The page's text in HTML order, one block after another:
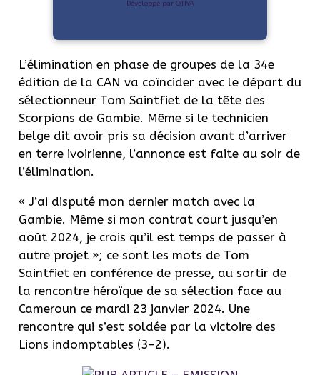
Développé par OTIYA
L’élimination en phase de groupes de la 34e
édition de la CAN va coïncider avec le départ du
sélectionneur Tom Saintfiet de la tête des
Scorpions de Gambie. Même si le technicien
belge dit avoir pris sa décision avant d’arriver
en terre ivoirienne, l’annonce est faite au soir de
l’élimination.
« J’ai disputé mon dernier match avec la
Gambie. Même si mon contrat court jusqu’en
août 2024, je crois qu’il est temps de passer à
autre projet »; ce sont les mots de Tom
Saintfiet en conférence de presse, au sortir de
la rencontre héroïque de sa sélection face au
Cameroun ce mardi 23 janvier 2024. Une
rencontre qui s’est soldée par la victoire des
Lions indomptables (3-2).